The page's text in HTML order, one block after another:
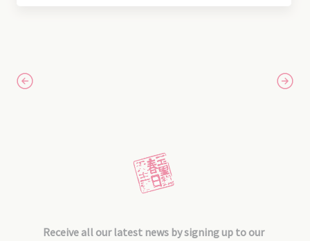
Receive all our latest news by signing up to our